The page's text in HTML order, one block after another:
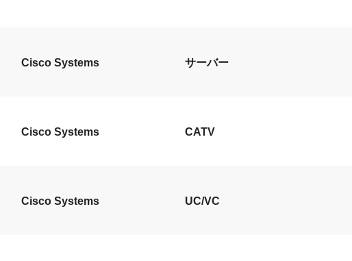
Cisco Systems サーバー
Cisco Systems CATV
Cisco Systems UC/VC